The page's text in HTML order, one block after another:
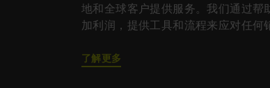
地和全球客户提供服务。我们通过帮
加利润，提供工具和流程来应对任何
了解更多